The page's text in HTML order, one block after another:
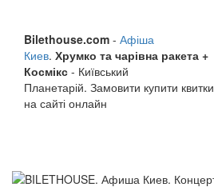
Bilethouse.com - Афіша
Киев. Хрумко та чарівна ракета +
Космікс - Київський
Планетарій. Замовити купити квитки
на сайті онлайн